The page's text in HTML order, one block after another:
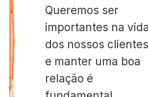
Queremos ser
importantes na vida
dos nossos clientes
e manter uma boa
relação é